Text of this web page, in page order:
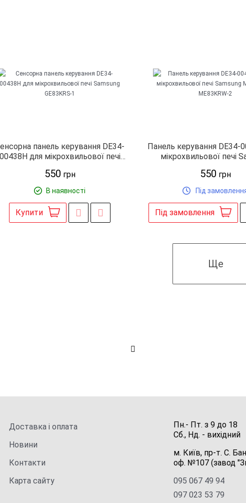
панель керування DE34-
00438H для мікрохвильової печі
550 грн
В наявності
Купити
Панель керування DE34-
мікрохвильової печі
550 грн
Під
Під замовлення
Ще
Доставка і оплата
Новини
Контакти
Карта сайту
Пн.- Пт.з 9до 18
Сб., Нд. - вихідний
м. Київ, пр-т. С.
оф. №107 (завод
095 067 49 94
097 023 53 79